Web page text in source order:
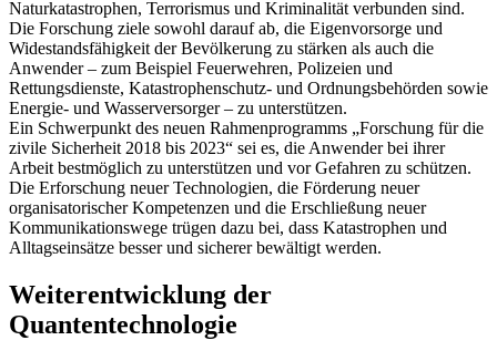
Naturkatastrophen, Terrorismus und Kriminalität verbunden sind.
Die Forschung ziele sowohl darauf ab, die Eigenvorsorge und
Widestandsfähigkeit der Bevölkerung zu stärken als auch die
Anwender – zum Beispiel Feuerwehren, Polizeien und
Rettungsdienste, Katastrophenschutz- und Ordnungsbehörden sowie
Energie- und Wasserversorger – zu unterstützen.
Ein Schwerpunkt des neuen Rahmenprogramms „Forschung für die
zivile Sicherheit 2018 bis 2023“ sei es, die Anwender bei ihrer
Arbeit bestmöglich zu unterstützen und vor Gefahren zu schützen.
Die Erforschung neuer Technologien, die Förderung neuer
organisatorischer Kompetenzen und die Erschließung neuer
Kommunikationswege trügen dazu bei, dass Katastrophen und
Alltagseinsätze besser und sicherer bewältigt werden.
Weiterentwicklung der
Quantentechnologie